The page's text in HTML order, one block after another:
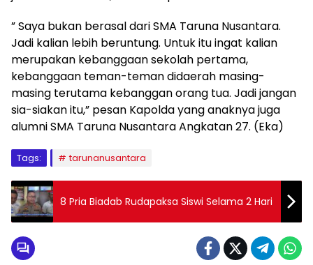
” Saya bukan berasal dari SMA Taruna Nusantara.
Jadi kalian lebih beruntung. Untuk itu ingat kalian
merupakan kebanggaan sekolah pertama,
kebanggaan teman-teman didaerah masing-
masing terutama kebanggan orang tua. Jadi jangan
sia-siakan itu,” pesan Kapolda yang anaknya juga
alumni SMA Taruna Nusantara Angkatan 27. (Eka)
Tags: tarunanusantara
8 Pria Biadab Rudapaksa Siswi Selama 2 Hari